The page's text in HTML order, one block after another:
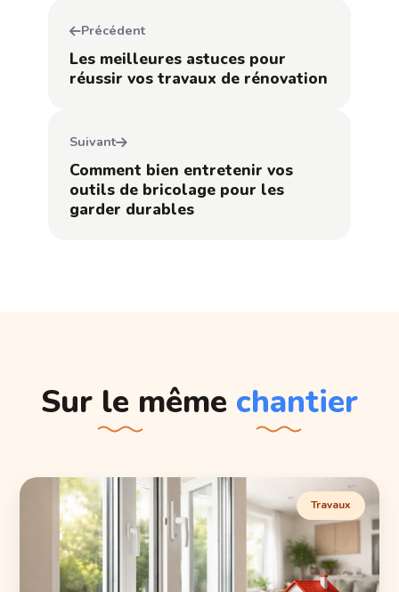
Précédent
Les meilleures astuces pour
réussir vos travaux de rénovation
Suivant
Comment bien entretenir vos
outils de bricolage pour les
garder durables
Sur le même chantier
Travaux